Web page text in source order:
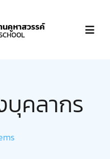
บุคลากร